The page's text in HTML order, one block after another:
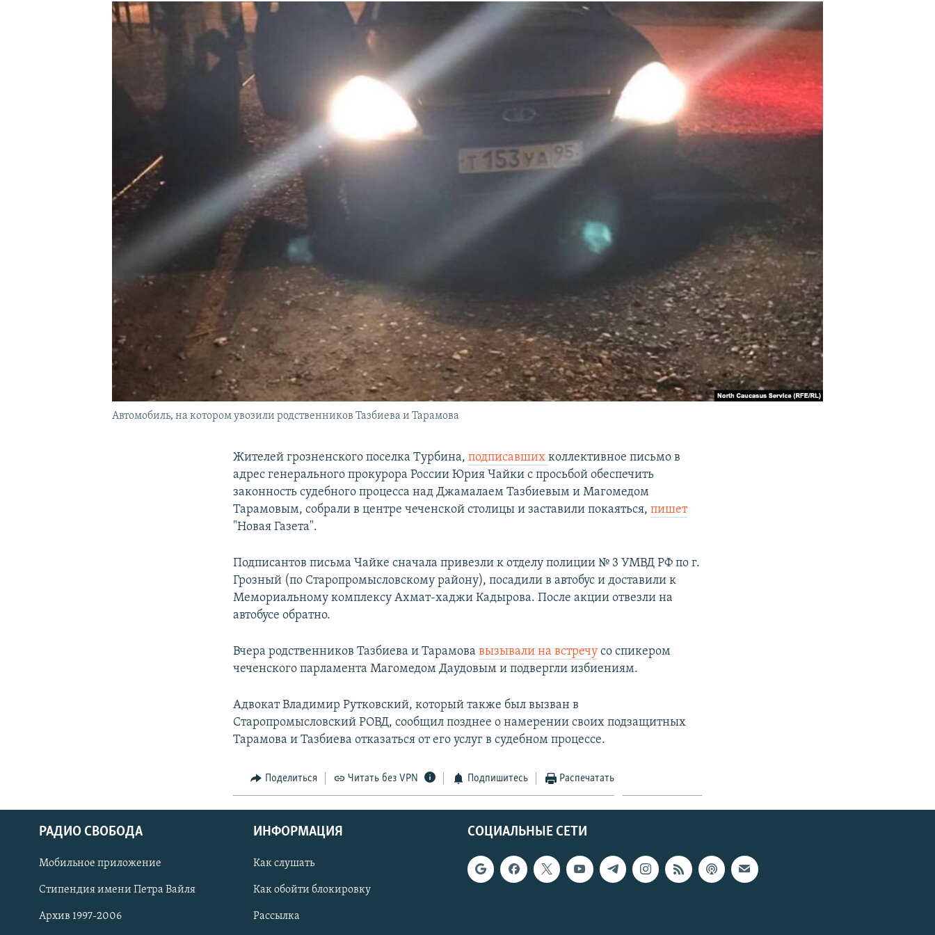
ПОДПИШИТЕСЬ НА РАССЫЛКУ
СОЦИАЛЬНЫЕ СЕТИ
Автомобиль, на котором увозили родственников Тазбиева и Тарамова
Жителей грозненского поселка Турбина,подписавшихколлективное письмо в
адрес генерального прокурора России Юрия Чайки с просьбой обеспечить
законность судебного процесса над Джамалаем Тазбиевым и Магомедом
Тарамовым, собрали в центре чеченской столицы и заставили покаяться,пишет
"Новая Газета".
Подписантов письма Чайке сначала привезли к отделу полиции № 3 УМВД РФ по г.
Грозный (по Старопромысловскому району), посадили в автобус и доставили к
Мемориальному комплексу Ахмат-хаджи Кадырова. После акции отвезли на
автобусе обратно.
Вчера родственников Тазбиева и Тарамовавызывали на встречу со спикером
чеченского парламента Магомедом Даудовым и подвергли избиениям.
Адвокат Владимир Рутковский, который также был вызван в
Старопромысловский РОВД, сообщил позднее о намерении своих подзащитных
Тарамова и Тазбиева отказаться от его услуг в судебном процессе.
Поделиться Читать без VPN Подпишитесь Распечатать
СОЦИАЛЬНЫЕ СЕТИ
РАДИО СВОБОДА
Мобильное приложение
Стипендия имени Петра Вайля
Архив 1997-2006
ИНФОРМАЦИЯ
Как слушать
Как обойти блокировку
Рассылка